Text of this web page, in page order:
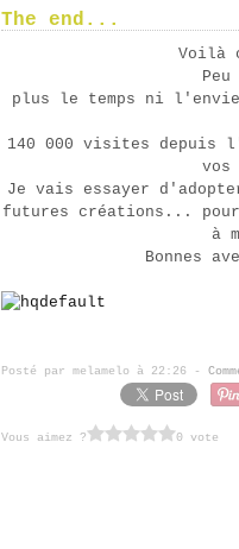
The end...
Voilà
plus le temps ni
140 000 visites depuis
Je vais essayer
futures créations... pour
à
Bonnes
Posté par melamelo à 22:26 -
Vous aimez ? 0 vote